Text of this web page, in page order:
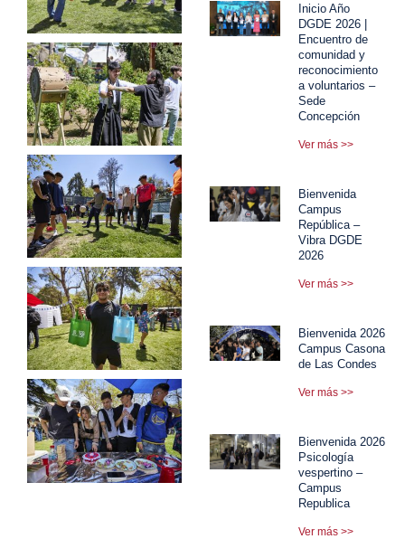
Inicio Año
DGDE 2026 |
Encuentro de
comunidad y
reconocimiento
a voluntarios –
Sede
Concepción
Ver más >>
Bienvenida
Campus
República –
Vibra DGDE
2026
Ver más >>
Bienvenida 2026
Campus Casona
de Las Condes
Ver más >>
Bienvenida 2026
Psicología
vespertino –
Campus
Republica
Ver más >>